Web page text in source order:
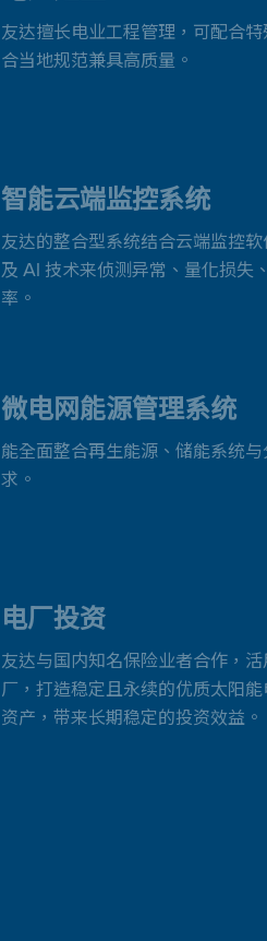
友达擅长电业工程管理，可配合
合当地规范兼具高质量。
智能云端监控系统
友达的整合型系统结合云端监控
及 AI 技术来侦测异常、量化损失
率。
微电网能源管理系统
能全面整合再生能源、储能系统
求。
电厂投资
友达与国内知名保险业者合作，
厂，打造稳定且永续的优质太阳
资产，带来长期稳定的投资效益。